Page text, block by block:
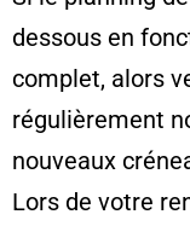
dessous en
complet, alors
régulièrement
nouveaux
Lors de votre